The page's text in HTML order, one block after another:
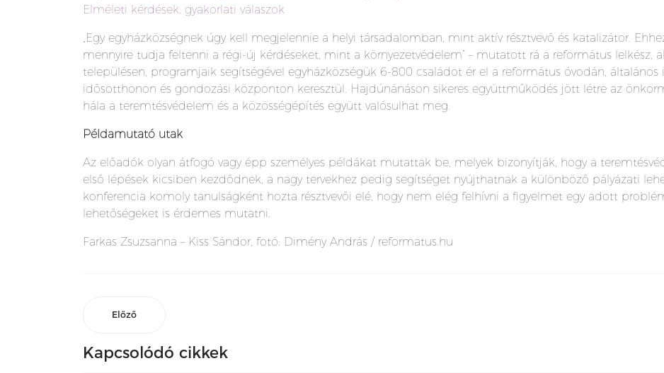
Elméleti kérdések, gyakorlati válaszok
„Egy egyházközségnek úgy kell megjelennie a helyi társadalomban, mint aktív résztvevő és katalizátor.
mennyire tudja feltenni a régi-új kérdéseket, mint a környezetvédelem” – mutatott rá a református lelkész,
településen, programjaik segítségével egyházközségük 6-800 családot ér el a református óvodán,
idősotthonon és gondozási központon keresztül. Hajdúnánáson sikeres együttműködés jött létre az
hála a teremtésvédelem és a közösségépítés együtt valósulhat meg.
Példamutató utak
Az előadók olyan átfogó vagy épp személyes példákat mutattak be, melyek bizonyítják, hogy a
első lépések kicsiben kezdődnek, a nagy tervekhez pedig segítséget nyújthatnak a különböző pályázati
konferencia komoly tanulságként hozta résztvevői elé, hogy nem elég felhívni a figyelmet egy adott
lehetőségeket is érdemes mutatni.
Farkas Zsuzsanna – Kiss Sándor, fotó: Dimény András / reformatus.hu
Előző
Kapcsolódó cikkek